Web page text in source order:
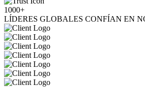
1000+
LÍDERES GLOBALES CONFÍAN EN